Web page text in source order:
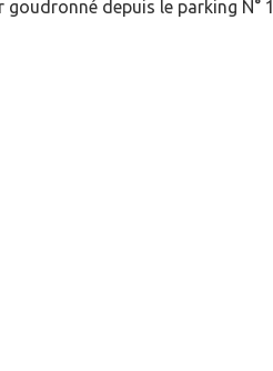
goudronné depuis le parking N° 1